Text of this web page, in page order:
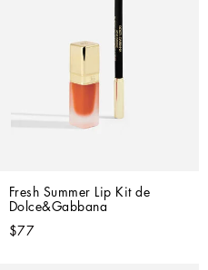
Fresh Summer Lip Kit de
Dolce&Gabbana
$77